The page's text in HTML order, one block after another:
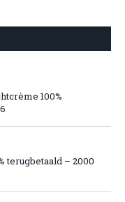
100%
terugbetaald – 2000